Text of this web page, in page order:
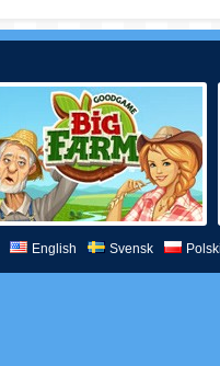
English Svensk